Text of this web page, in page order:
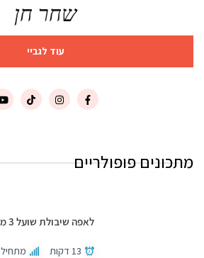
שחר חן
עוד לגביי
מתכונים פופולריים
לאפה שיבולת שועל 3 מצרכים
13 דקות מתחיל